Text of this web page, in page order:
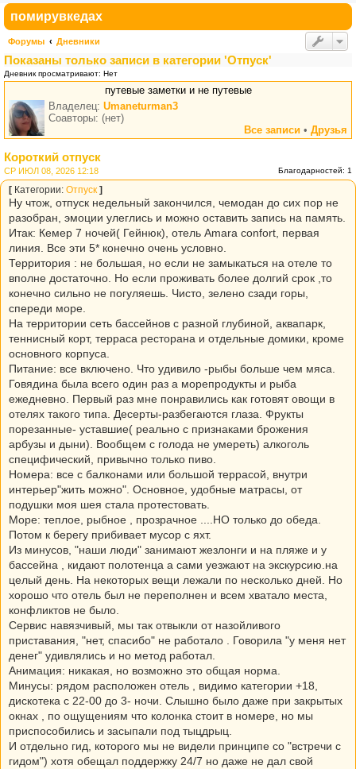
помирувкедах
Форумы Дневники
Показаны только записи в категории 'Отпуск'
Дневник просматривают: Нет
путевые заметки и не путевые
Владелец: Umaneturman3
Соавторы: (нет)
Все записи • Друзья
Короткий отпуск
Благодарностей: 1
СР ИЮЛ 08, 2026 12:18
[ Категории: Отпуск ]
Ну чтож, отпуск недельный закончился, чемодан до сих пор не
разобран, эмоции улеглись и можно оставить запись на память.
Итак: Кемер 7 ночей( Гейнюк), отель Amara confort, первая
линия. Все эти 5* конечно очень условно.
Территория : не большая, но если не замыкаться на отеле то
вполне достаточно. Но если проживать более долгий срок ,то
конечно сильно не погуляешь. Чисто, зелено сзади горы,
спереди море.
На территории сеть бассейнов с разной глубиной, аквапарк,
теннисный корт, терраса ресторана и отдельные домики, кроме
основного корпуса.
Питание: все включено. Что удивило -рыбы больше чем мяса.
Говядина была всего один раз а морепродукты и рыба
ежедневно. Первый раз мне понравились как готовят овощи в
отелях такого типа. Десерты-разбегаются глаза. Фрукты
порезанные- уставшие( реально с признаками брожения
арбузы и дыни). Вообщем с голода не умереть) алкоголь
специфический, привычно только пиво.
Номера: все с балконами или большой террасой, внутри
интерьер"жить можно". Основное, удобные матрасы, от
подушки моя шея стала протестовать.
Море: теплое, рыбное , прозрачное ....НО только до обеда.
Потом к берегу прибивает мусор с яхт.
Из минусов, "наши люди" занимают жезлонги и на пляже и у
бассейна , кидают полотенца а сами уезжают на экскурсию.на
целый день. На некоторых вещи лежали по несколько дней. Но
хорошо что отель был не переполнен и всем хватало места,
конфликтов не было.
Сервис навязчивый, мы так отвыкли от назойливого
приставания, "нет, спасибо" не работало . Говорила "у меня нет
денег" удивлялись и но метод работал.
Анимация: никакая, но возможно это общая норма.
Минусы: рядом расположен отель , видимо категории +18,
дискотека с 22-00 до 3- ночи. Слышно было даже при закрытых
окнах , по ощущениям что колонка стоит в номере, но мы
приспособились и засыпали под тыцдрыц.
И отдельно гид, которого мы не видели принципе со "встречи с
гидом") хотя обещал поддержку 24/7 но даже не дал свой